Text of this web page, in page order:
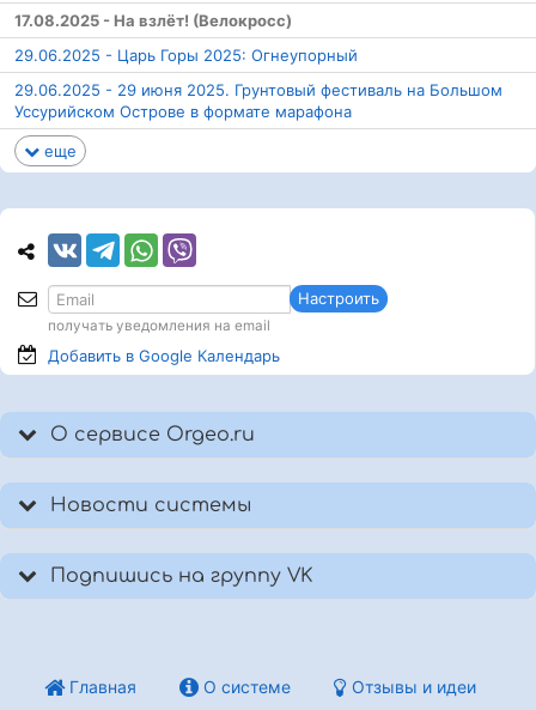
17.08.2025 - На взлёт! (Велокросс)
29.06.2025 - Царь Горы 2025: Огнеупорный
29.06.2025 - 29 июня 2025. Грунтовый фестиваль на Большом
Уссурийском Острове в формате марафона
еще
Настроить
получать уведомления на email
Добавить в Google Календарь
О сервисе Orgeo.ru
Новости системы
Подпишись на группу VK
Главная О системе Отзывы и идеи